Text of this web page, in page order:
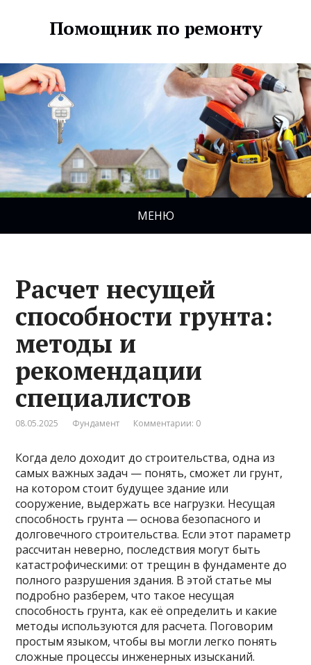
Помощник по ремонту
МЕНЮ
Расчет несущей
способности грунта:
методы и
рекомендации
специалистов
08.05.2025 Фундамент Комментарии: 0
Когда дело доходит до строительства, одна из
самых важных задач — понять, сможет ли грунт,
на котором стоит будущее здание или
сооружение, выдержать все нагрузки. Несущая
способность грунта — основа безопасного и
долговечного строительства. Если этот параметр
рассчитан неверно, последствия могут быть
катастрофическими: от трещин в фундаменте до
полного разрушения здания. В этой статье мы
подробно разберем, что такое несущая
способность грунта, как её определить и какие
методы используются для расчета. Поговорим
простым языком, чтобы вы могли легко понять
сложные процессы инженерных изысканий.